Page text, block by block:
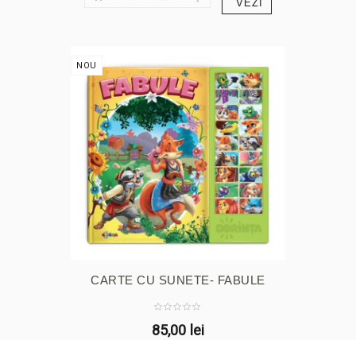
VEZI
NOU
CARTE CU SUNETE- FABULE
85,00 lei